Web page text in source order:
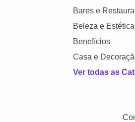
Bares e
Beleza e Estética
Benefícios
Casa e
Ver todas as